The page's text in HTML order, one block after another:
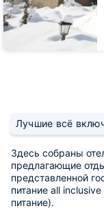
Лучшие всё
Здесь собраны
предлагающие
представленной
питание all
питание).